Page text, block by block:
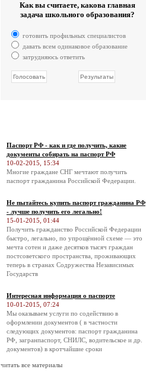
Как вы считаете, какова главная
задача школьного образования?
готовить профильных специалистов
давать всем одинаковое образование
затрудняюсь ответить
Паспорт РФ - как и где получить, какие
документы собирать на паспорт РФ
10-02-2015, 15:34
Многие граждане СНГ мечтают получить
паспорт гражданина Российской Федерации.
Не пытайтесь купить паспорт гражданина РФ
- лучше получить его легально!
15-01-2015, 01:44
Получить гражданство Российской Федерации
быстро, легально, по упрощённой схеме — это
мечта сотен и даже десятков тысяч граждан
постсоветского пространства, проживающих
теперь в странах Содружества Независимых
Государств
Интересная информация о паспорте
10-01-2015, 07:24
Мы оказываем услуги по содействию в
оформлении документов ( в частности
следующих документов: паспорт гражданина
РФ, загранпаспорт, СНИЛС, водительское и др.
документов) в кротчайшие сроки
читать все материалы